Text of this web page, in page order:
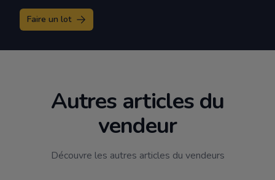
Faire un lot
Autres articles du
vendeur
Découvre les autres articles du vendeurs